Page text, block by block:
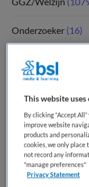
Onderzoeker (16)
Paramedici
Verpleegkunde
Zorgmanagement
This website uses
By clicking “Accept
improve website
products and
cookies, we only place
not record any
"manage preferences"
Privacy Statement